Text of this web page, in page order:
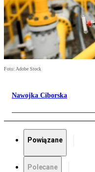
Foto: Adobe Stock
Nawojka Ciborska
Powiązane
Polecane